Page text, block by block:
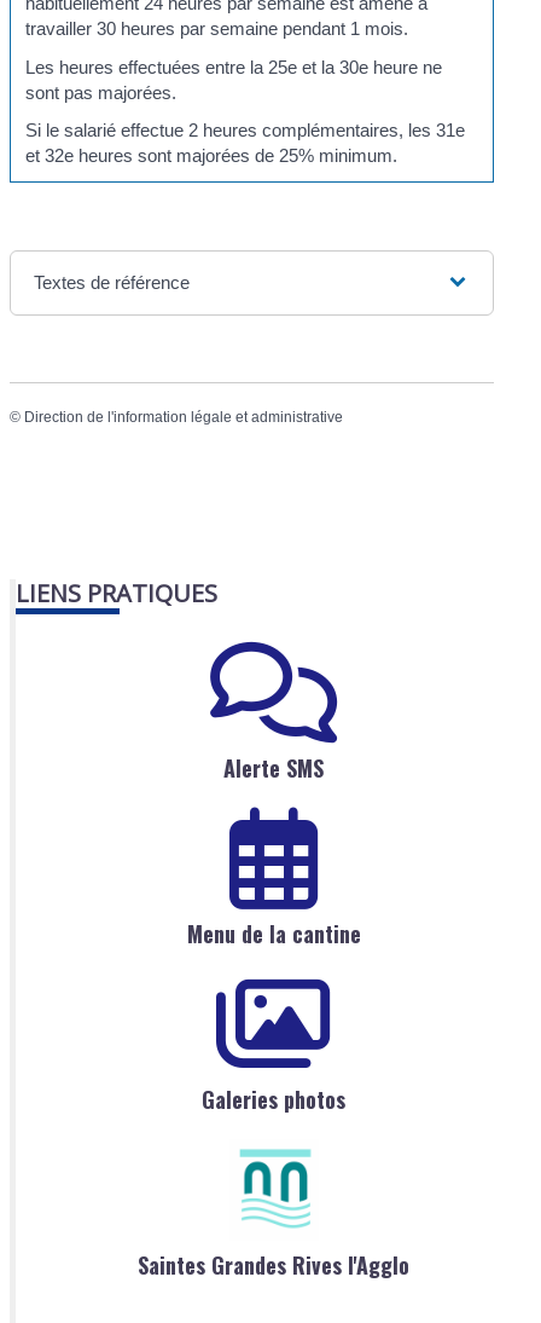
travailler 30 heures par semaine pendant 1 mois.
Les heures effectuées entre la 25eet la 30eheure ne
sont pas majorées.
Si le salarié effectue 2 heures complémentaires, les 31e
et 32eheures sont majorées de 25% minimum.
Textes de référence
© Direction de l'information légale et administrative
LIENS PRATIQUES
Alerte SMS
Menu de la cantine
Galeries photos
Saintes Grandes Rives l'Agglo